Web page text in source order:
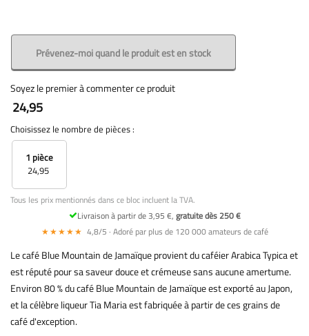
Prévenez-moi quand le produit est en stock
Soyez le premier à commenter ce produit
24,95
Choisissez le nombre de pièces :
1 pièce
24,95
Tous les prix mentionnés dans ce bloc incluent la TVA.
Livraison à partir de 3,95 €, gratuite dès 250 €
★★★★★ 4,8/5 · Adoré par plus de 120 000 amateurs de café
Le café Blue Mountain de Jamaïque provient du caféier Arabica Typica et
est réputé pour sa saveur douce et crémeuse sans aucune amertume.
Environ 80 % du café Blue Mountain de Jamaïque est exporté au Japon,
et la célèbre liqueur Tia Maria est fabriquée à partir de ces grains de
café d'exception.